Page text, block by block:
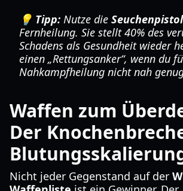
💡 Tipp: Nutze die
Fernheilung. Sie stellt 40% des
Schadens als Gesundheit wieder
einen „Rettungsanker“, wenn du
Nahkampfheilung nicht nah
Waffen zum
Der
Nicht jeder Gegenstand auf der